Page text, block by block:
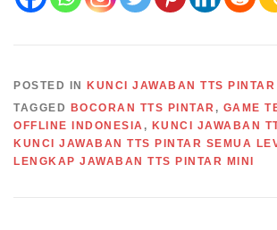
POSTED IN
KUNCI JAWABAN TTS PINTAR
TAGGED
BOCORAN TTS PINTAR , GAME
OFFLINE INDONESIA , KUNCI JAWABAN
KUNCI JAWABAN TTS PINTAR SEMUA
LENGKAP JAWABAN TTS PINTAR MINI